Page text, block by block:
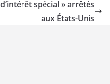
spécial » arrêtés
aux États-Unis